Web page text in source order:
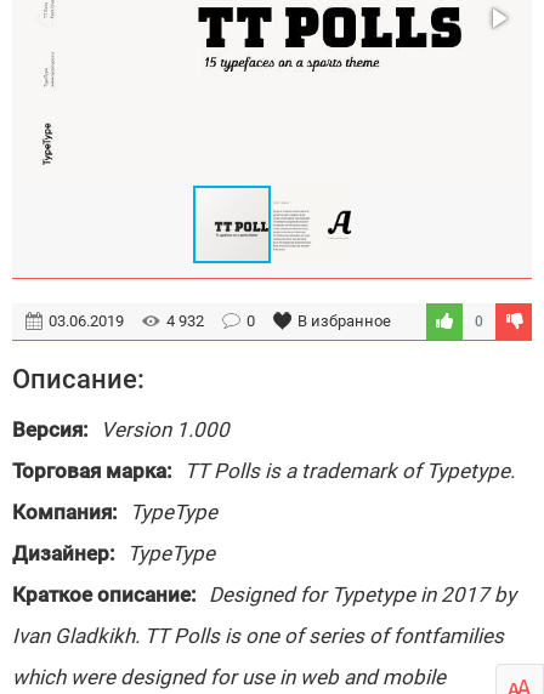
03.06.2019 4 932 0 В избранное 0
Описание:
Версия:
Version 1.000
Торговая марка:
TT Polls is a trademark of Typetype.
Компания:
TypeType
Дизайнер:
TypeType
Краткое описание: Designed for Typetype in 2017 by
Ivan Gladkikh. TT Polls is one of series of fontfamilies
which were designed for use in web and mobile